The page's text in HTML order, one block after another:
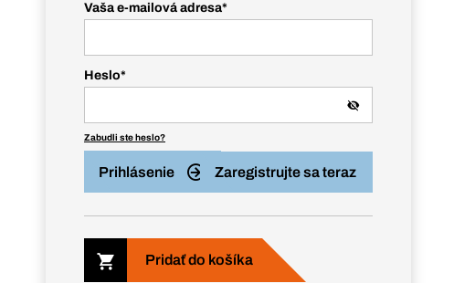
Vaša e-mailová adresa*
Heslo*
Zabudli ste heslo?
Prihlásenie Zaregistrujte sa teraz
Pridať do košíka